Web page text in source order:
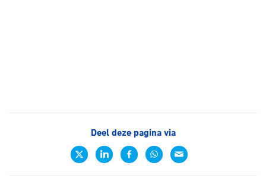
Deel deze pagina via